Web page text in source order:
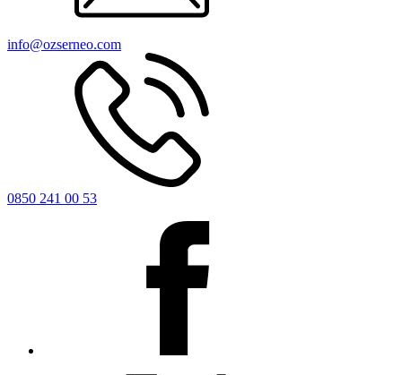
info@ozserneo.com
0850 241 00 53